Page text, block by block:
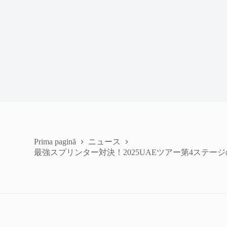
Prima pagină
ニュース
最強スプリンター対決！2025UAEツアー第4ステー